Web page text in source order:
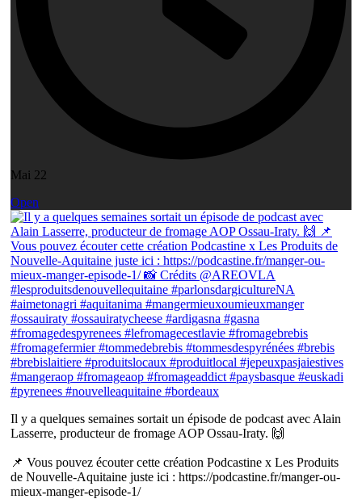
Mai 22
Open
Il y a quelques semaines sortait un épisode de podcast avec Alain
Lasserre, producteur de fromage AOP Ossau-Iraty. 🙌
📌 Vous pouvez écouter cette création Podcastine x Les Produits
de Nouvelle-Aquitaine juste ici : https://podcastine.fr/manger-ou-
mieux-manger-episode-1/